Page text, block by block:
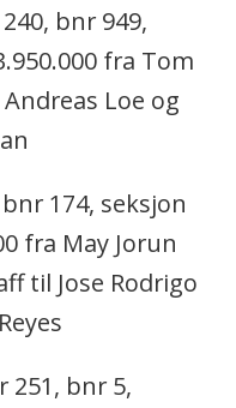
bnr 949,
fra Tom
Loe og
174, seksjon
fra May Jorun
til Jose Rodrigo
251, bnr 5,